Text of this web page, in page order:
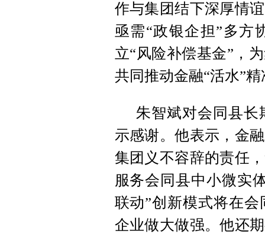
作与集团结下深厚情
亟需“政银企担”多方
立“风险补偿基金”，
共同推动金融“活水”
朱智斌对会同县
示感谢。他表示，金
集团义不容辞的责任
服务会同县中小微实
联动”创新模式将在
企业做大做强。他还